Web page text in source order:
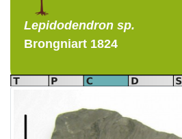
Lepidodendron sp.
Brongniart 1824